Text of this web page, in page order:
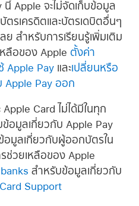
Apple จะไม่จัดเก็บข้อมูล
รเครดิตและบัตรเดบิตอื่นๆ
ย สำหรับการเรียนรู้เพิ่มเติม
ลือของ Apple ตั้งค่า
Apple Pay และเปลี่ยนหรือ
Apple Pay ออก
Apple Card ไม่ได้มีในทุก
อมูลเกี่ยวกับ Apple Pay
อมูลเกี่ยวกับผู้ออกบัตรใน
ช่วยเหลือของ Apple
สำหรับข้อมูลเกี่ยวกับ
Support